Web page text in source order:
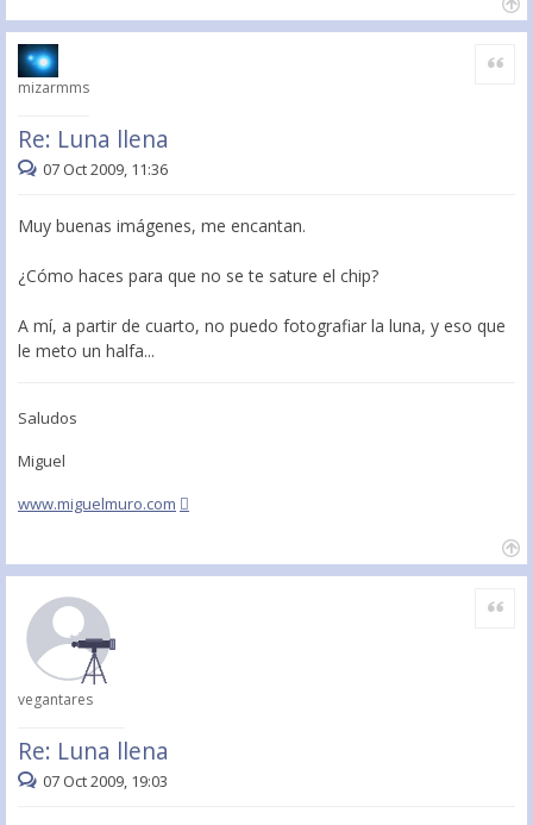
mizarmms
Re: Luna llena
Citar
07 Oct 2009, 11:36
Muy buenas imágenes, me encantan.
¿Cómo haces para que no se te sature el chip?
A mí, a partir de cuarto, no puedo fotografiar la luna, y eso que
le meto un halfa...
Saludos
Miguel
www.miguelmuro.com
vegantares
Re: Luna llena
Citar
07 Oct 2009, 19:03